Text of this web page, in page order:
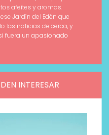
afeites y aromas.
Jardín del Edén que
las noticias de cerca, y
fuera un apasionado
INTERESAR